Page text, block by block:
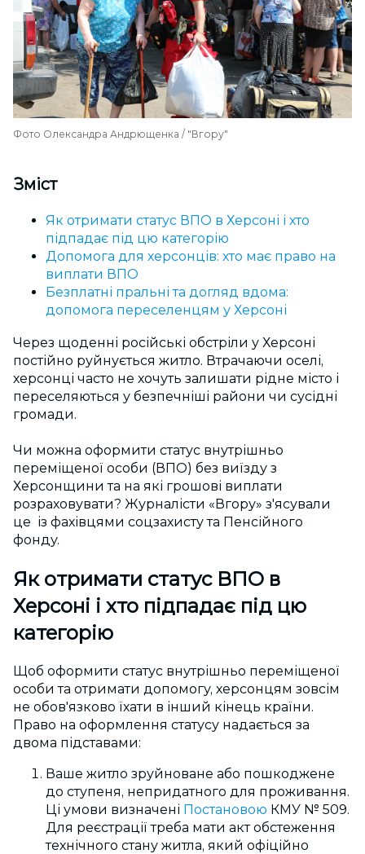
Фото Олександра Андрющенка / "Вгору"
Зміст
Як отримати статус ВПО в Херсоні і хто
підпадає під цю категорію
Допомога для херсонців: хто має право на
виплати ВПО
Безплатні пральні та догляд вдома:
допомога переселенцям у Херсоні
Через щоденні російські обстріли у Херсоні
постійно руйнується житло. Втрачаючи оселі,
херсонці часто не хочуть залишати рідне місто і
переселяються у безпечніші райони чи сусідні
громади.
Чи можна оформити статус внутрішньо
переміщеної особи (ВПО) без виїзду з
Херсонщини та на які грошові виплати
розраховувати? Журналісти «Вгору» з'ясували
це із фахівцями соцзахисту та Пенсійного
фонду.
Як отримати статус ВПО в
Херсоні і хто підпадає під цю
категорію
Щоб оформити статус внутрішньо переміщеної
особи та отримати допомогу, херсонцям зовсім
не обов'язково їхати в інший кінець країни.
Право на оформлення статусу надається за
двома підставами:
Ваше житло зруйноване або пошкоджене
до ступеня, непридатного для проживання.
Ці умови визначені Постановою КМУ № 509.
Для реєстрації треба мати акт обстеження
технічного стану житла, який офіційно